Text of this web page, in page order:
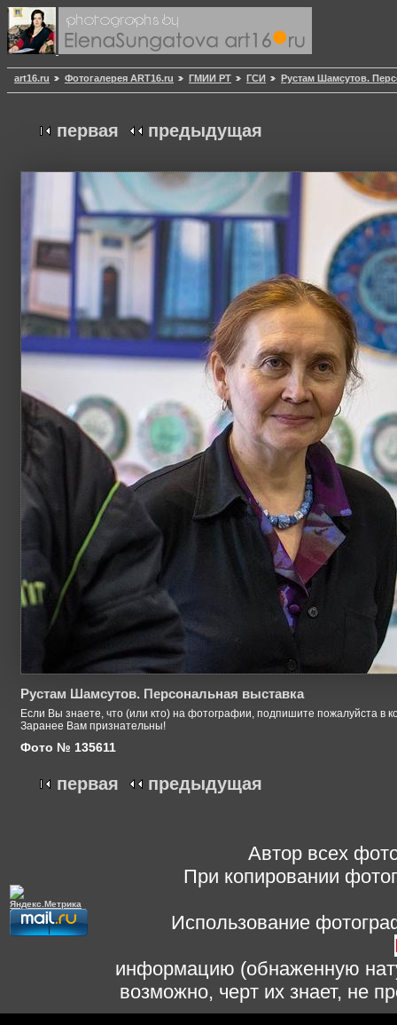
art16.ru Фотогалерея ART16.ru ГМИИ РТ ГСИ Рустам Шамсутов.
первая предыдущая
Рустам Шамсутов. Персональная выставка
Если Вы знаете, что (или кто) на фотографии, подпишите пожалуйста в
Заранее Вам признательны!
Фото № 135611
первая предыдущая
Автор всех
При копировании
Использование
информацию (обнаженную
возможно, черт их знает, не